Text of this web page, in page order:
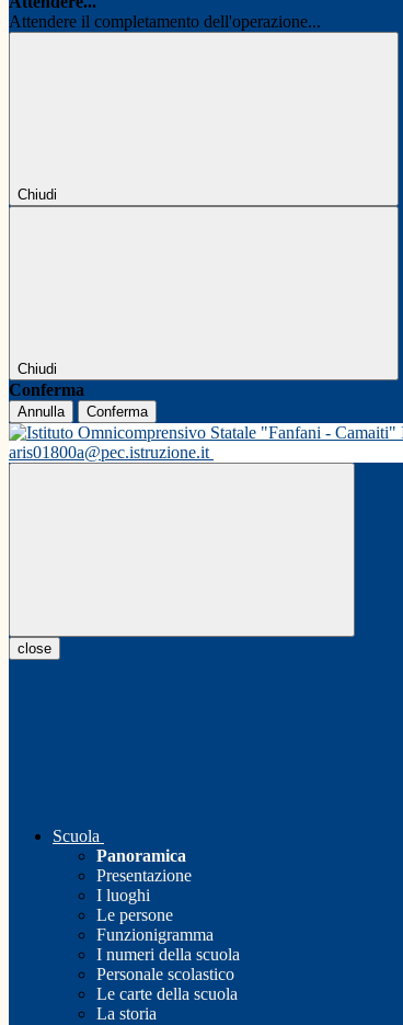
Attendere il completamento dell'operazione...
Chiudi
Chiudi
Conferma
Annulla Conferma
aris01800a@pec.istruzione.it
close
Scuola
Panoramica
Presentazione
I luoghi
Le persone
Funzionigramma
I numeri della scuola
Personale scolastico
Le carte della scuola
La storia